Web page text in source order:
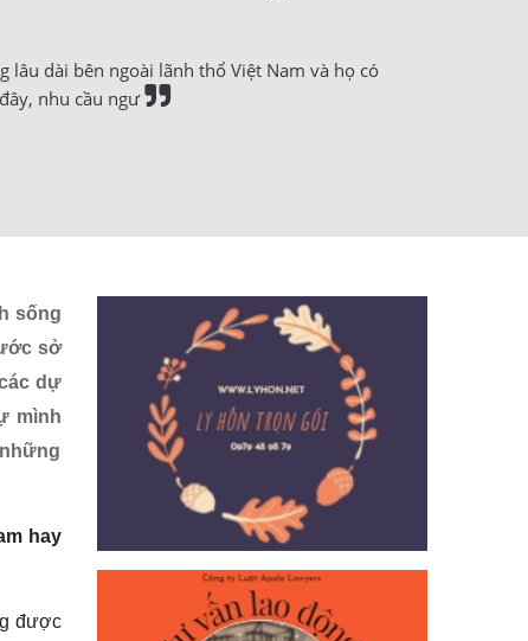
lâu dài bên ngoài lãnh thổ Việt Nam và họ có
nhu cầu ngư
sống
sở
dự
mình
hay
được